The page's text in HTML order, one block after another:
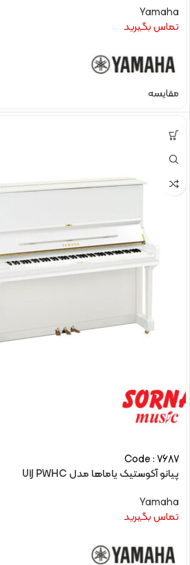
Yamaha
تماس بگیرید
مقایسه
Code : 7687
پیانو آکوستیک یاماها مدل U1J PWHC
Yamaha
تماس بگیرید